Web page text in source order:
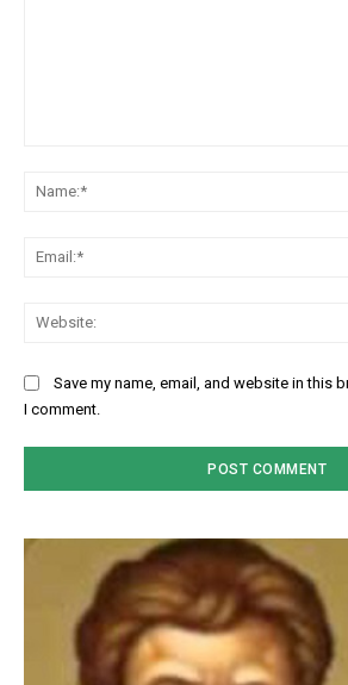
Save my name, email, and website in this
I comment.